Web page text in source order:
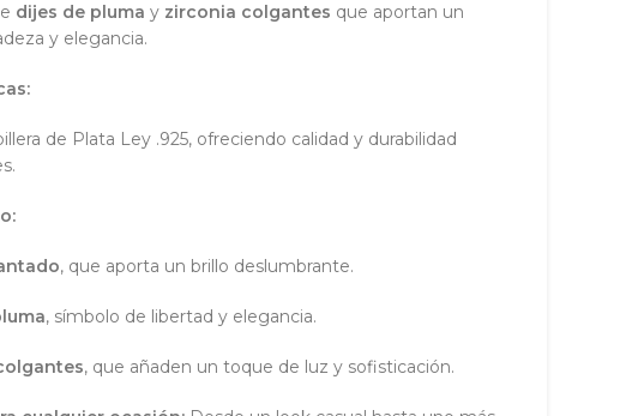
dijes de pluma y zirconia colgantes que aportan un
y elegancia.
de Plata Ley .925, ofreciendo calidad y durabilidad
, que aporta un brillo deslumbrante.
, símbolo de libertad y elegancia.
, que añaden un toque de luz y sofisticación.